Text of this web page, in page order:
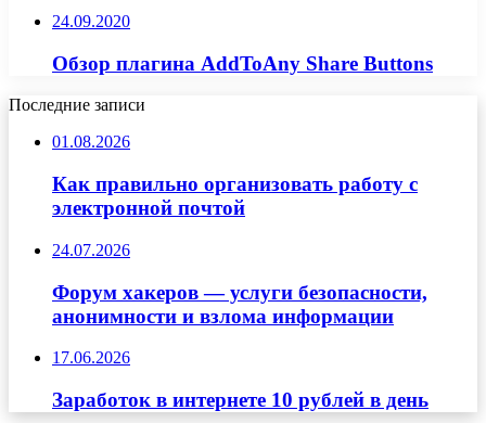
24.09.2020
Обзор плагина AddToAny Share Buttons
Последние записи
01.08.2026
Как правильно организовать работу с
электронной почтой
24.07.2026
Форум хакеров — услуги безопасности,
анонимности и взлома информации
17.06.2026
Заработок в интернете 10 рублей в день